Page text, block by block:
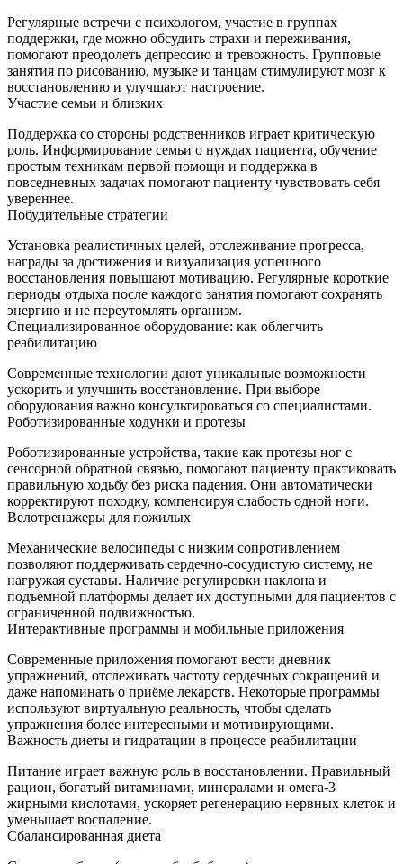
Регулярные встречи с психологом, участие в группах
поддержки, где можно обсудить страхи и переживания,
помогают преодолеть депрессию и тревожность. Групповые
занятия по рисованию, музыке и танцам стимулируют мозг к
восстановлению и улучшают настроение.
Участие семьи и близких
Поддержка со стороны родственников играет критическую
роль. Информирование семьи о нуждах пациента, обучение
простым техникам первой помощи и поддержка в
повседневных задачах помогают пациенту чувствовать себя
увереннее.
Побудительные стратегии
Установка реалистичных целей, отслеживание прогресса,
награды за достижения и визуализация успешного
восстановления повышают мотивацию. Регулярные короткие
периоды отдыха после каждого занятия помогают сохранять
энергию и не переутомлять организм.
Специализированное оборудование: как облегчить
реабилитацию
Современные технологии дают уникальные возможности
ускорить и улучшить восстановление. При выборе
оборудования важно консультироваться со специалистами.
Роботизированные ходунки и протезы
Роботизированные устройства, такие как протезы ног с
сенсорной обратной связью, помогают пациенту практиковать
правильную ходьбу без риска падения. Они автоматически
корректируют походку, компенсируя слабость одной ноги.
Велотренажеры для пожилых
Механические велосипеды с низким сопротивлением
позволяют поддерживать сердечно-сосудистую систему, не
нагружая суставы. Наличие регулировки наклона и
подъемной платформы делает их доступными для пациентов с
ограниченной подвижностью.
Интерактивные программы и мобильные приложения
Современные приложения помогают вести дневник
упражнений, отслеживать частоту сердечных сокращений и
даже напоминать о приёме лекарств. Некоторые программы
используют виртуальную реальность, чтобы сделать
упражнения более интересными и мотивирующими.
Важность диеты и гидратации в процессе реабилитации
Питание играет важную роль в восстановлении. Правильный
рацион, богатый витаминами, минералами и омега‑3
жирными кислотами, ускоряет регенерацию нервных клеток и
уменьшает воспаление.
Сбалансированная диета